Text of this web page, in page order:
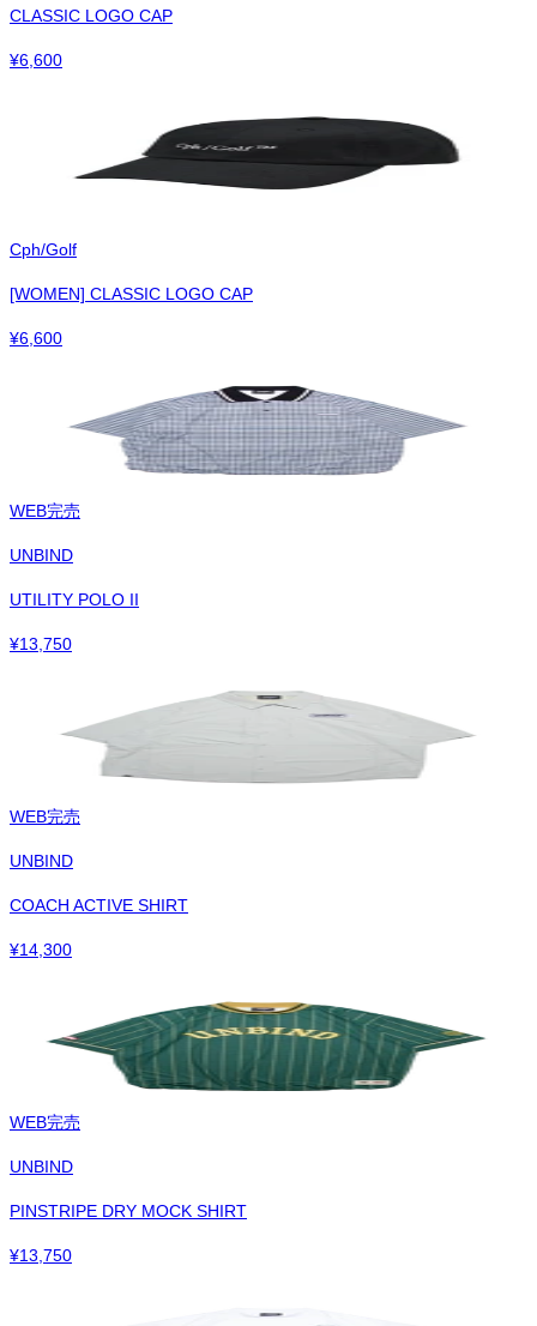
CLASSIC LOGO CAP
¥6,600
Cph/Golf
[WOMEN] CLASSIC LOGO CAP
¥6,600
WEB完売
UNBIND
UTILITY POLO II
¥13,750
WEB完売
UNBIND
COACH ACTIVE SHIRT
¥14,300
WEB完売
UNBIND
PINSTRIPE DRY MOCK SHIRT
¥13,750